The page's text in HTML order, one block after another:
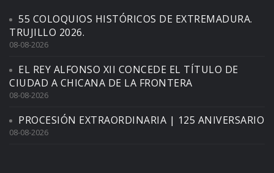
55 COLOQUIOS HISTÓRICOS DE EXTREMADURA.
TRUJILLO 2026.
08-08-2026
EL REY ALFONSO XII CONCEDE EL TÍTULO DE
CIUDAD A CHICANA DE LA FRONTERA
08-08-2026
PROCESIÓN EXTRAORDINARIA | 125 ANIVERSARIO
08-08-2026